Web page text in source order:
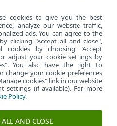
қоры
форумы
қолдау
cookies to give you the best
analyze our website traffic,
ads. You can agree to the
clicking "Accept all and close",
cookies by choosing "Accept
adjust your cookie settings by
You also have the right to
change your cookie preferences
cookies" link in our website
settings (if available). For more
Policy.
ALL AND CLOSE